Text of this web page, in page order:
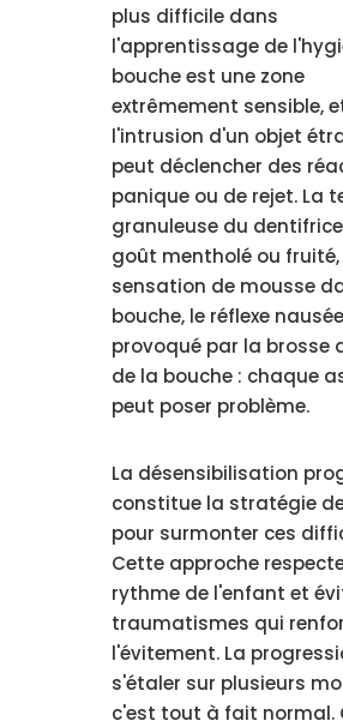
plus difficile dans
l'apprentissage de
bouche est une zone
extrêmement sensible,
l'intrusion d'un objet
peut déclencher des
panique ou de rejet. La
granuleuse du
goût mentholé ou fruité,
sensation de mousse
bouche, le réflexe
provoqué par la brosse
de la bouche : chaque
peut poser problème.
La désensibilisation
constitue la stratégie
pour surmonter ces
Cette approche
rythme de l'enfant et
traumatismes qui
l'évitement. La
s'étaler sur plusieurs
c'est tout à fait normal.